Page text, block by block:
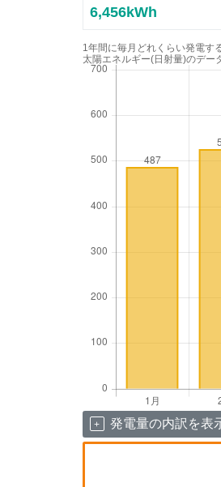
6,456kWh
1年間に毎月どれくらい発電す
太陽エネルギー(日射量)のデー
発電量の内訳を表